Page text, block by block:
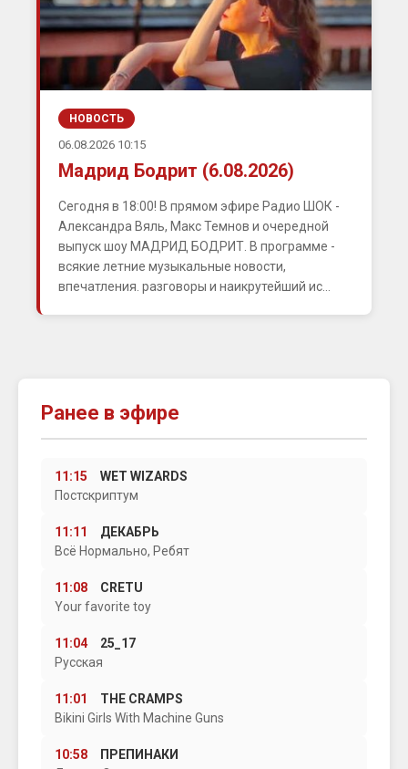
НОВОСТЬ
06.08.2026 10:15
Мадрид Бодрит (6.08.2026)
Сегодня в 18:00! В прямом эфире Радио ШОК -
Александра Вяль, Макс Темнов и очередной
выпуск шоу МАДРИД БОДРИТ. В программе -
всякие летние музыкальные новости,
впечатления. разговоры и наикрутейший ис...
Ранее в эфире
11:15
WET WIZARDS
Постскриптум
11:11
ДЕКАБРЬ
Всё Нормально, Ребят
11:08
CRETU
Your favorite toy
11:04
25_17
Русская
11:01
THE CRAMPS
Bikini Girls With Machine Guns
10:58
ПРЕПИНАКИ